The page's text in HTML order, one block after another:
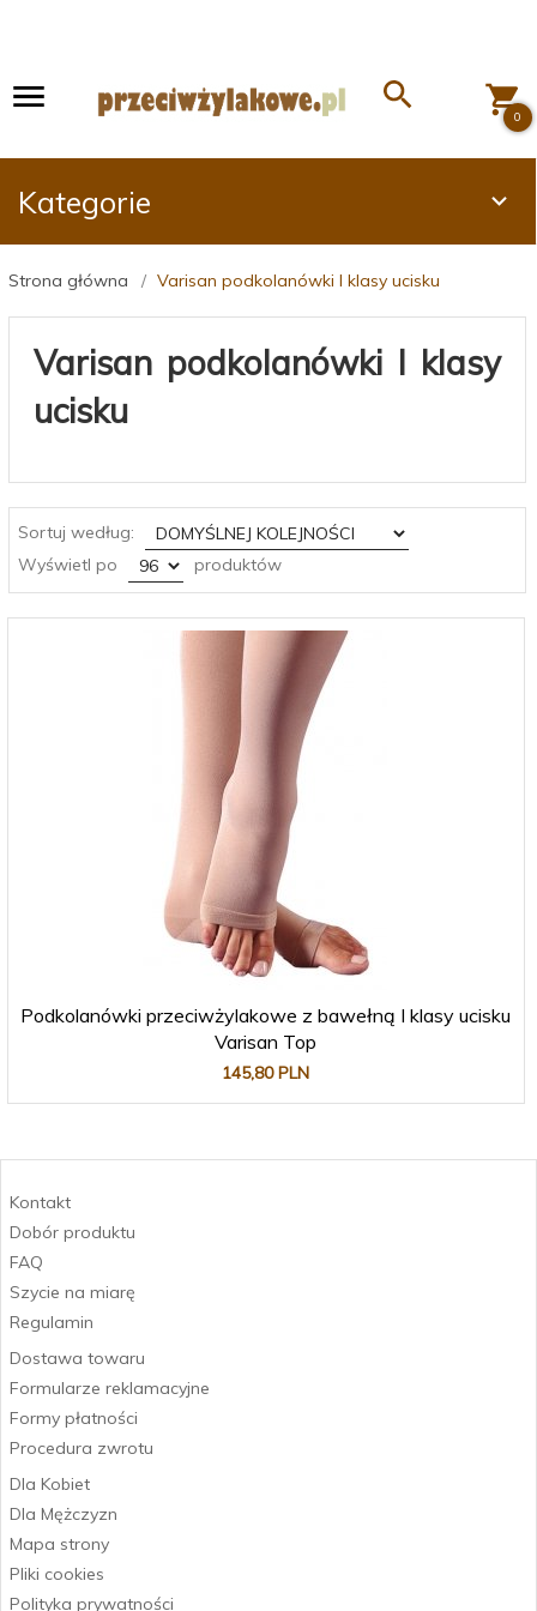
0
Kategorie
Strona główna Varisan podkolanówki l klasy ucisku
Varisan podkolanówki l klasy
ucisku
Sortuj według:
sort
Wyświetl po
pop produktów
Podkolanówki przeciwżylakowe z bawełną I klasy ucisku
Varisan Top
145,80 PLN
Kontakt
Dobór produktu
FAQ
Szycie na miarę
Regulamin
Dostawa towaru
Formularze reklamacyjne
Formy płatności
Procedura zwrotu
Dla Kobiet
Dla Mężczyzn
Mapa strony
Pliki cookies
Polityka prywatności